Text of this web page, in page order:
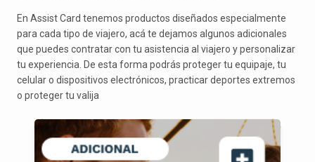
En Assist Card tenemos productos diseñados especialmente
para cada tipo de viajero, acá te dejamos algunos adicionales
que puedes contratar con tu asistencia al viajero y personalizar
tu experiencia. De esta forma podrás proteger tu equipaje, tu
celular o dispositivos electrónicos, practicar deportes extremos
o proteger tu valija